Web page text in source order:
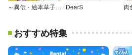
～異伝・絵本草子～ 半妖の夜叉姫 DearS
おすすめ特集